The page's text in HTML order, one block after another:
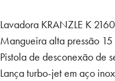
Lavadora KRANZLE K
Mangueira alta pressão
Pistola de desconexão de
Lança turbo-jet em aço inox